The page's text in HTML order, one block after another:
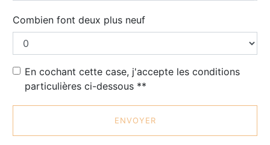
Combien font deux plus neuf
En cochant cette case, j'accepte les conditions
particulières ci-dessous **
ENVOYER